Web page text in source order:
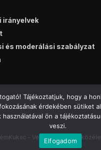
irányelvek
és moderálási szabályzat
- Veszprém online
Tájékoztatjuk, hogy a
érdekében sütiket
használatával ön a
veszi.
Elfogadom